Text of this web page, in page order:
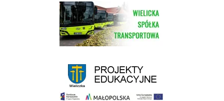
link do strony Wielickiej Spółki Transportowej